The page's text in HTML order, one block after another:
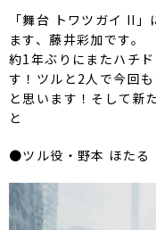
「舞台 トワツガイ II
ます、藤井彩加です。
約1年ぶりにまたハチ
す！ツルと2人で今回
と思います！そして新
と
●ツル役・野本 ほたる